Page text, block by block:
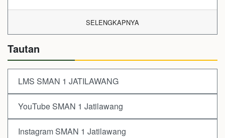
SELENGKAPNYA
Tautan
LMS SMAN 1 JATILAWANG
YouTube SMAN 1 Jatilawang
Instagram SMAN 1 Jatilawang